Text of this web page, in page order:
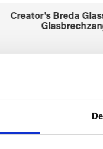
Creator's Breda